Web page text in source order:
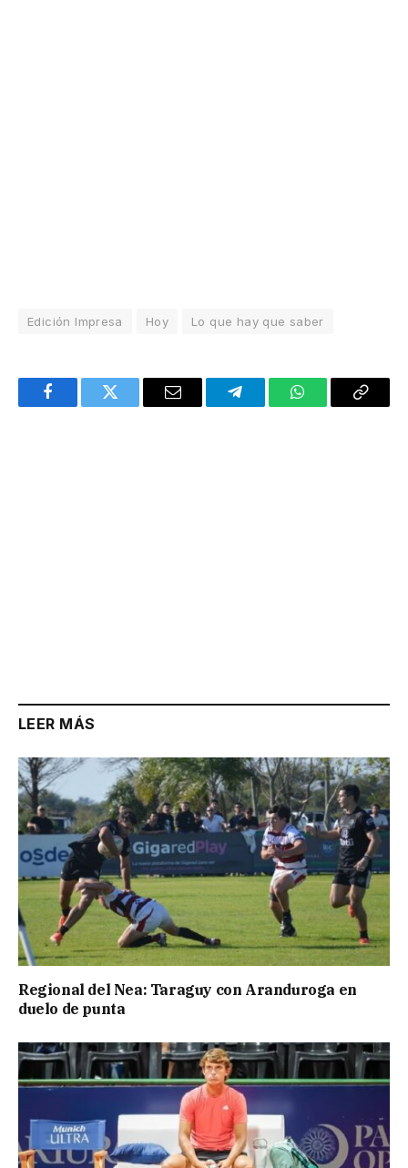
Edición Impresa Hoy Lo que hay que saber
FacebookTwitter Email TelegramWhatsAppCopy
LEER MÁS
Regional del Nea: Taraguy con Aranduroga en
duelo de punta